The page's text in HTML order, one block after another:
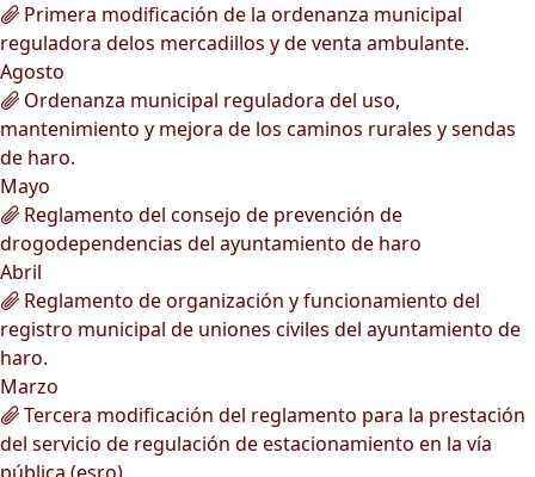
Primera modificación de la ordenanza municipal
reguladora delos mercadillos y de venta ambulante.
Agosto
Ordenanza municipal reguladora del uso,
mantenimiento y mejora de los caminos rurales y sendas
de haro.
Mayo
Reglamento del consejo de prevención de
drogodependencias del ayuntamiento de haro
Abril
Reglamento de organización y funcionamiento del
registro municipal de uniones civiles del ayuntamiento de
haro.
Marzo
Tercera modificación del reglamento para la prestación
del servicio de regulación de estacionamiento en la vía